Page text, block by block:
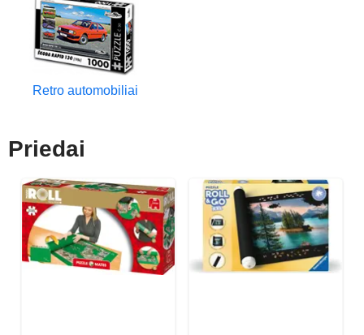
Retro automobiliai
Priedai